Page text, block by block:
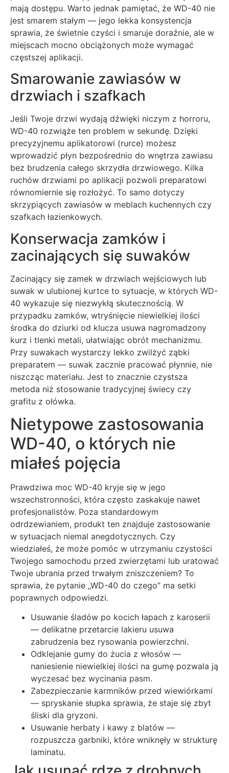
mają dostępu. Warto jednak pamiętać, że WD-40 nie
jest smarem stałym — jego lekka konsystencja
sprawia, że świetnie czyści i smaruje doraźnie, ale w
miejscach mocno obciążonych może wymagać
częstszej aplikacji.
Smarowanie zawiasów w
drzwiach i szafkach
Jeśli Twoje drzwi wydają dźwięki niczym z horroru,
WD-40 rozwiąże ten problem w sekundę. Dzięki
precyzyjnemu aplikatorowi (rurce) możesz
wprowadzić płyn bezpośrednio do wnętrza zawiasu
bez brudzenia całego skrzydła drzwiowego. Kilka
ruchów drzwiami po aplikacji pozwoli preparatowi
równomiernie się rozłożyć. To samo dotyczy
skrzypiących zawiasów w meblach kuchennych czy
szafkach łazienkowych.
Konserwacja zamków i
zacinających się suwaków
Zacinający się zamek w drzwiach wejściowych lub
suwak w ulubionej kurtce to sytuacje, w których WD-
40 wykazuje się niezwykłą skutecznością. W
przypadku zamków, wtryśnięcie niewielkiej ilości
środka do dziurki od klucza usuwa nagromadzony
kurz i tlenki metali, ułatwiając obrót mechanizmu.
Przy suwakach wystarczy lekko zwilżyć ząbki
preparatem — suwak zacznie pracować płynnie, nie
niszcząc materiału. Jest to znacznie czystsza
metoda niż stosowanie tradycyjnej świecy czy
grafitu z ołówka.
Nietypowe zastosowania
WD-40, o których nie
miałeś pojęcia
Prawdziwa moc WD-40 kryje się w jego
wszechstronności, która często zaskakuje nawet
profesjonalistów. Poza standardowym
odrdzewianiem, produkt ten znajduje zastosowanie
w sytuacjach niemal anegdotycznych. Czy
wiedziałeś, że może pomóc w utrzymaniu czystości
Twojego samochodu przed zwierzętami lub uratować
Twoje ubrania przed trwałym zniszczeniem? To
sprawia, że pytanie „WD-40 do czego” ma setki
poprawnych odpowiedzi.
Usuwanie śladów po kocich łapach z karoserii
— delikatne przetarcie lakieru usuwa
zabrudzenia bez rysowania powierzchni.
Odklejanie gumy do żucia z włosów —
naniesienie niewielkiej ilości na gumę pozwala ją
wyczesać bez wycinania pasm.
Zabezpieczanie karmników przed wiewiórkami
— spryskanie słupka sprawia, że staje się zbyt
śliski dla gryzoni.
Usuwanie herbaty i kawy z blatów —
rozpuszcza garbniki, które wniknęły w strukturę
laminatu.